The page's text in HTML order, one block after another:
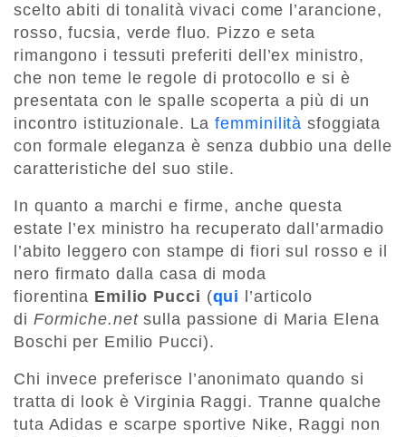
scelto abiti di tonalità vivaci come l’arancione,
rosso, fucsia, verde fluo. Pizzo e seta
rimangono i tessuti preferiti dell’ex ministro,
che non teme le regole di protocollo e si è
presentata con le spalle scoperta a più di un
incontro istituzionale. Lafemminilità sfoggiata
con formale eleganza è senza dubbio una delle
caratteristiche del suo stile.
In quanto a marchi e firme, anche questa
estate l’ex ministro ha recuperato dall’armadio
l’abito leggero con stampe di fiori sul rosso e il
nero firmato dalla casa di moda
fiorentina Emilio Pucci (qui
l’articolo
di Formiche.netsulla passione di Maria Elena
Boschi per Emilio Pucci).
Chi invece preferisce l’anonimato quando si
tratta di look è Virginia Raggi. Tranne qualche
tuta Adidas e scarpe sportive Nike, Raggi non